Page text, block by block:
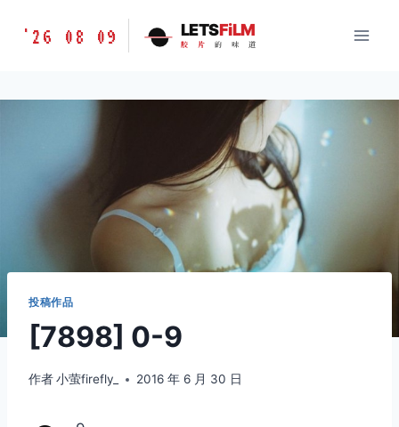
胶
味
LETSFILM
'26 08 09 LETSFiLM
胶 片 的 味 道
投稿作品
[7898] 0-9
作者小萤firefly_ 2016 年 6 月 30 日